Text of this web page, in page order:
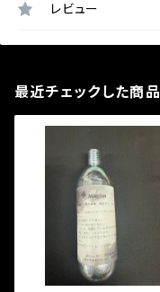
レビュー
最近チェックした商品